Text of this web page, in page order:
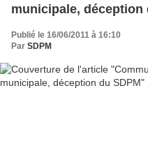
municipale, déception
Publié le 16/06/2011 à 16:10
Par SDPM